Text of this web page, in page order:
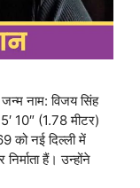
नाम: विजय सिंह
10″ (1.78 मीटर)
को नई दिल्ली में
हैं। उन्होंने